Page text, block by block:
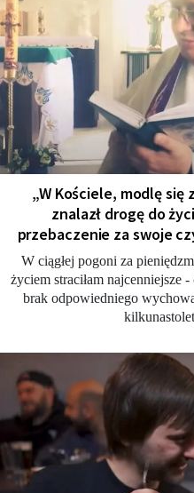
„W Kościele, modlę się
znalazł drogę do
przebaczenie za swoje
W ciągłej pogoni za
życiem straciłam najcenniejsze
brak odpowiedniego